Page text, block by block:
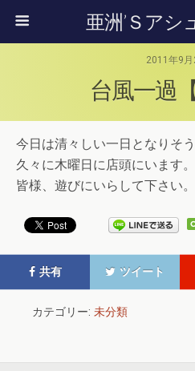
亜洲’Ｓアシ
2011年9月
台風一過
今日は清々しい一日となりそう
久々に木曜日に店頭にいます。
皆様、遊びにいらして下さい。
共有 ツイート
カテゴリー: 未分類